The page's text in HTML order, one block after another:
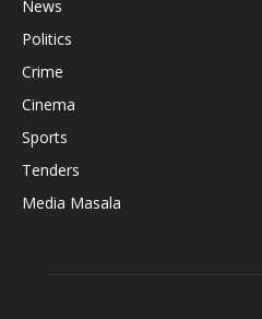
News
Politics
Crime
Cinema
Sports
Tenders
Media Masala